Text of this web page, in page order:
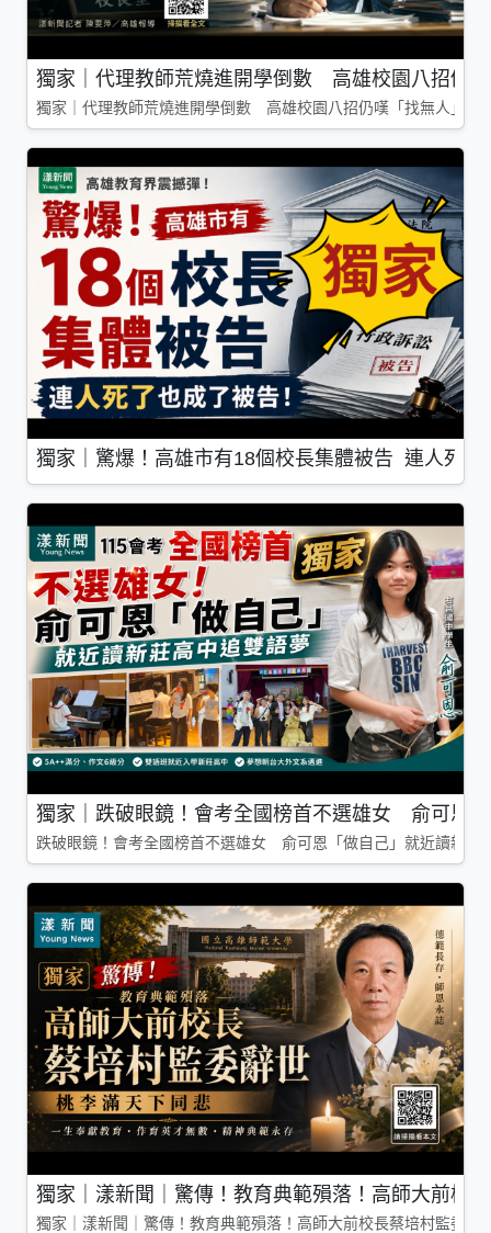
獨家｜代理教師荒燒進開學倒數 高雄校園八招仍
獨家｜代理教師荒燒進開學倒數 高雄校園八招仍嘆「找無人」
獨家｜驚爆！高雄市有18個校長集體被告 連人死了
獨家｜跌破眼鏡！會考全國榜首不選雄女 俞可恩
跌破眼鏡！會考全國榜首不選雄女 俞可恩「做自己」就近讀新莊
獨家｜漾新聞｜驚傳！教育典範殞落！高師大前校
獨家｜漾新聞｜驚傳！教育典範殞落！高師大前校長蔡培村監委